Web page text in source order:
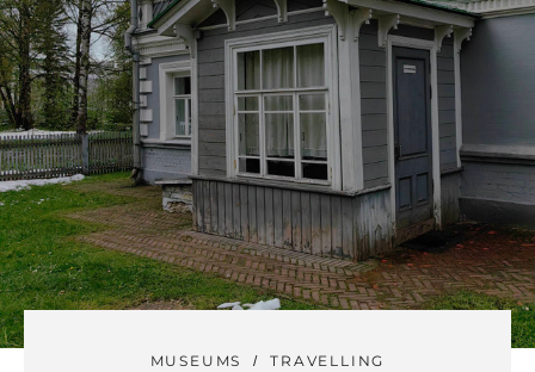
MUSEUMS TRAVELLING